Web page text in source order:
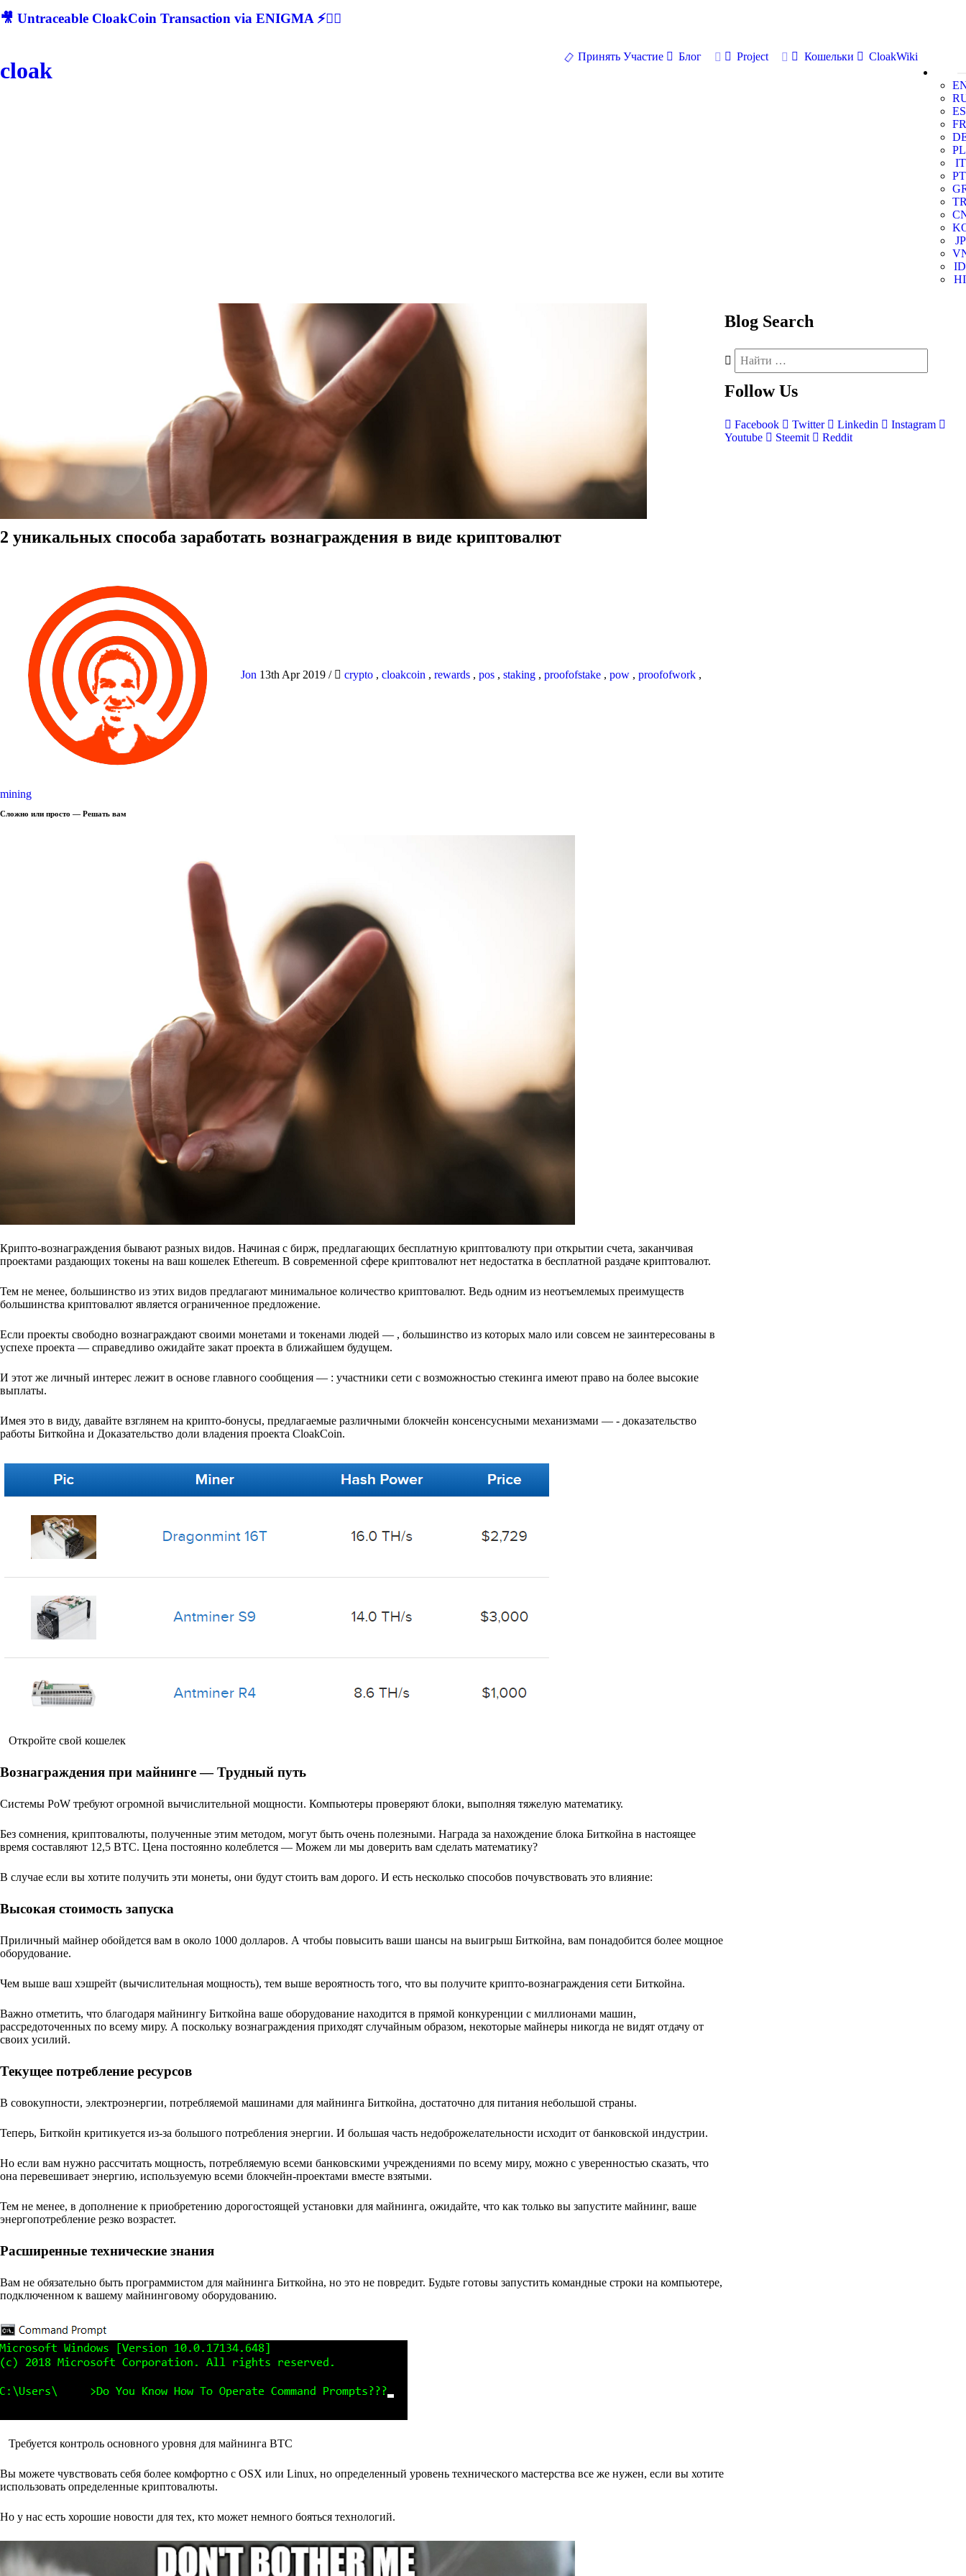
🎥 Untraceable CloakCoin Transaction via ENIGMA ⚡🕵‍♂
cloak
Принять Участие Блог Project Кошельки
CloakWiki
ES
FR
PL
IT
PT
JP
ID
HI
2 уникальных способа заработать вознаграждения в виде криптовалют
Jon 13th Apr 2019 / crypto , cloakcoin , rewards , pos , staking , proofofstake , pow , proofofwork ,
mining
Сложно или просто — Решать вам
Крипто-вознаграждения бывают разных видов. Начиная с бирж, предлагающих бесплатную криптовалюту при открытии счета, заканчивая
проектами раздающих токены на ваш кошелек Ethereum. В современной сфере криптовалют нет недостатка в бесплатной раздаче криптовалют.
Тем не менее, большинство из этих видов предлагают минимальное количество криптовалют. Ведь одним из неотъемлемых преимуществ
большинства криптовалют является ограниченное предложение.
Если проекты свободно вознаграждают своими монетами и токенами людей — , большинство из которых мало или совсем не заинтересованы в
успехе проекта — справедливо ожидайте закат проекта в ближайшем будущем.
И этот же личный интерес лежит в основе главного сообщения — : участники сети с возможностью стекинга имеют право на более высокие
выплаты.
Имея это в виду, давайте взглянем на крипто-бонусы, предлагаемые различными блокчейн консенсусными механизмами — - доказательство
работы Биткойна и Доказательство доли владения проекта CloakCoin.
Откройте свой кошелек
Вознаграждения при майнинге — Трудный путь
Системы PoW требуют огромной вычислительной мощности. Компьютеры проверяют блоки, выполняя тяжелую математику.
Без сомнения, криптовалюты, полученные этим методом, могут быть очень полезными. Награда за нахождение блока Биткойна в настоящее
время составляют 12,5 BTC. Цена постоянно колеблется — Можем ли мы доверить вам сделать математику?
В случае если вы хотите получить эти монеты, они будут стоить вам дорого. И есть несколько способов почувствовать это влияние:
Высокая стоимость запуска
Приличный майнер обойдется вам в около 1000 долларов. А чтобы повысить ваши шансы на выигрыш Биткойна, вам понадобится более мощное
оборудование.
Чем выше ваш хэшрейт (вычислительная мощность), тем выше вероятность того, что вы получите крипто-вознаграждения сети Биткойна.
Важно отметить, что благодаря майнингу Биткойна ваше оборудование находится в прямой конкуренции с миллионами машин,
рассредоточенных по всему миру. А поскольку вознаграждения приходят случайным образом, некоторые майнеры никогда не видят отдачу от
своих усилий.
Текущее потребление ресурсов
В совокупности, электроэнергии, потребляемой машинами для майнинга Биткойна, достаточно для питания небольшой страны.
Теперь, Биткойн критикуется из-за большого потребления энергии. И большая часть недоброжелательности исходит от банковской индустрии.
Но если вам нужно рассчитать мощность, потребляемую всеми банковскими учреждениями по всему миру, можно с уверенностью сказать, что
она перевешивает энергию, используемую всеми блокчейн-проектами вместе взятыми.
Тем не менее, в дополнение к приобретению дорогостоящей установки для майнинга, ожидайте, что как только вы запустите майнинг, ваше
энергопотребление резко возрастет.
Расширенные технические знания
Вам не обязательно быть программистом для майнинга Биткойна, но это не повредит. Будьте готовы запустить командные строки на компьютере,
подключенном к вашему майнинговому оборудованию.
Требуется контроль основного уровня для майнинга BTC
Вы можете чувствовать себя более комфортно с OSX или Linux, но определенный уровень технического мастерства все же нужен, если вы хотите
использовать определенные криптовалюты.
Но у нас есть хорошие новости для тех, кто может немного бояться технологий.
Blog Search
Follow Us
Facebook Twitter Linkedin
Instagram
Youtube
Steemit Reddit